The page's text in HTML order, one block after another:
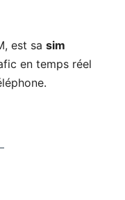
est sa sim
en temps réel